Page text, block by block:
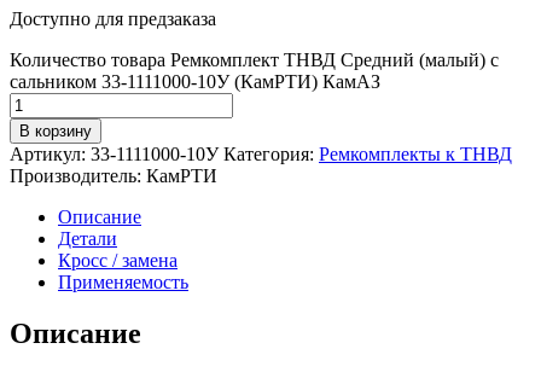
Доступно для предзаказа
Количество товара Ремкомплект ТНВД Средний (малый) с
сальником 33-1111000-10У (КамРТИ) КамАЗ
В корзину
Артикул: 33-1111000-10У Категория: Ремкомплекты к ТНВД
Производитель: КамРТИ
Описание
Детали
Кросс / замена
Применяемость
Описание